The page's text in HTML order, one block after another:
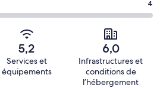
4
5,2
Services et
équipements
6,0
Infrastructures et
conditions de
l’hébergement